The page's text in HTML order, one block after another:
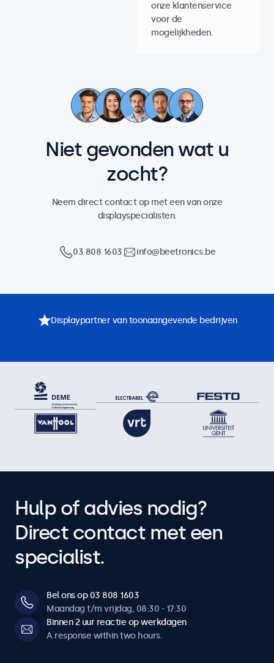
onze klantenservice
voor de
mogelijkheden.
Niet gevonden wat u
zocht?
Neem direct contact op met een van onze
displayspecialisten.
03 808 1603 info@beetronics.be
Displaypartner van toonaangevende bedrijven
Hulp of advies nodig?
Direct contact met een
specialist.
Bel ons op 03 808 1603
Maandag t/m vrijdag, 08:30 - 17:30
Binnen 2 uur reactie op werkdagen
A response within two hours.